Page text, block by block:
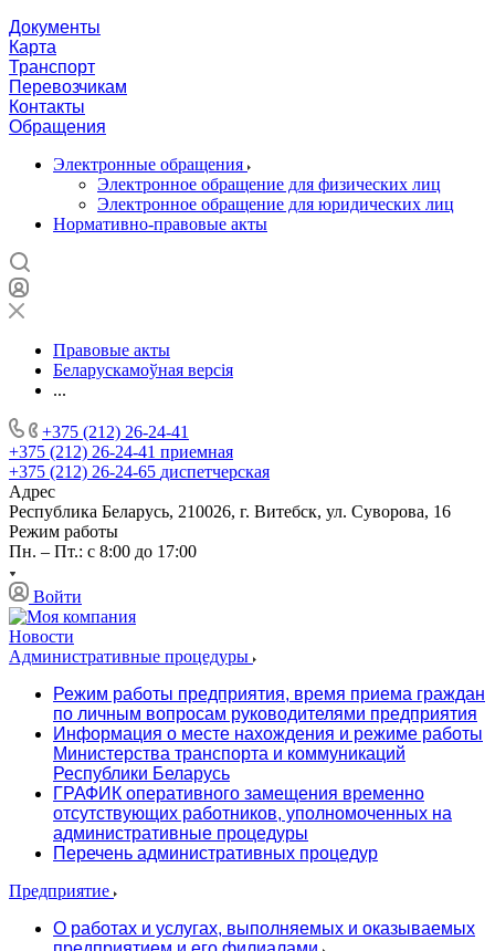
Документы
Карта
Транспорт
Перевозчикам
Контакты
Обращения
Электронные обращения
Электронное обращение для физических лиц
Электронное обращение для юридических лиц
Нормативно-правовые акты
Правовые акты
Беларускамоўная версія
...
+375 (212) 26-24-41
+375 (212) 26-24-41 приемная
+375 (212) 26-24-65 диспетчерская
Адрес
Республика Беларусь, 210026, г. Витебск, ул. Суворова, 16
Режим работы
Пн. – Пт.: с 8:00 до 17:00
Войти
Новости
Административные процедуры
Режим работы предприятия, время приема граждан
по личным вопросам руководителями предприятия
Информация о месте нахождения и режиме работы
Министерства транспорта и коммуникаций
Республики Беларусь
ГРАФИК оперативного замещения временно
отсутствующих работников, уполномоченных на
административные процедуры
Перечень административных процедур
Предприятие
О работах и услугах, выполняемых и оказываемых